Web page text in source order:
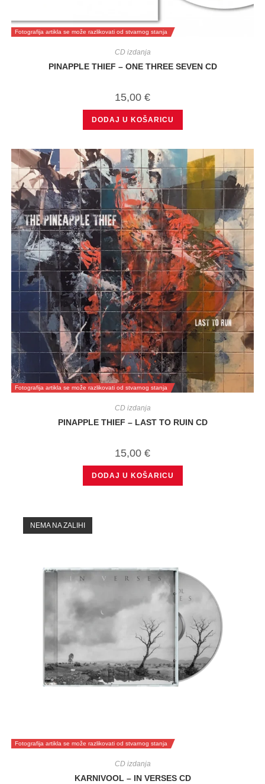
Fotografija artikla se može razlikovati od stvarnog stanja
CD izdanja
PINAPPLE THIEF – ONE THREE SEVEN CD
15,00 €
DODAJ U KOŠARICU
Fotografija artikla se može razlikovati od stvarnog stanja
CD izdanja
PINAPPLE THIEF – LAST TO RUIN CD
15,00 €
DODAJ U KOŠARICU
Fotografija artikla se može razlikovati od stvarnog stanja
NEMA NA ZALIHI
CD izdanja
KARNIVOOL – IN VERSES CD